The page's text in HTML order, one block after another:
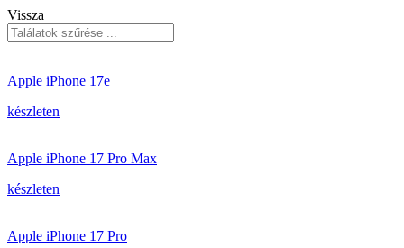
Vissza
Apple iPhone 17e
készleten
Apple iPhone 17 Pro Max
készleten
Apple iPhone 17 Pro